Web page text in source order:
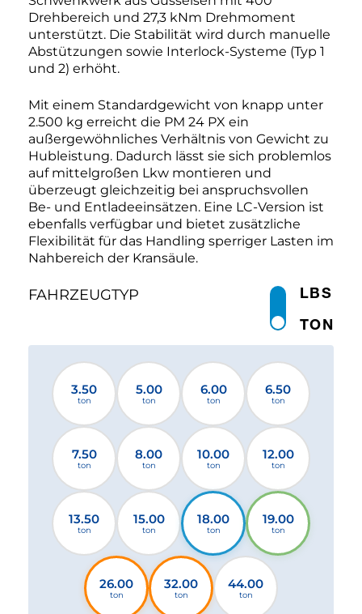
Drehbereich und 27,3 kNm Drehmoment
unterstützt. Die Stabilität wird durch manuelle
Abstützungen sowie Interlock-Systeme (Typ 1
und 2) erhöht.
Mit einem Standardgewicht von knapp unter
2.500 kg erreicht die PM 24 PX ein
außergewöhnliches Verhältnis von Gewicht zu
Hubleistung. Dadurch lässt sie sich problemlos
auf mittelgroßen Lkw montieren und
überzeugt gleichzeitig bei anspruchsvollen
Be- und Entladeeinsätzen. Eine LC-Version ist
ebenfalls verfügbar und bietet zusätzliche
Flexibilität für das Handling sperriger Lasten im
Nahbereich der Kransäule.
FAHRZEUGTYP
TON
LBS
3.50
ton
5.00
ton
6.00
ton
6.50
ton
7.50
ton
8.00
ton
10.00
ton
12.00
ton
13.50
ton
15.00
ton
18.00
ton
19.00
ton
26.00
ton
32.00
ton
44.00
ton